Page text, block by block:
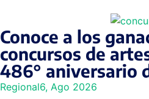
Conoce a los
concursos de
486° aniversario
Regional6, Ago 2026